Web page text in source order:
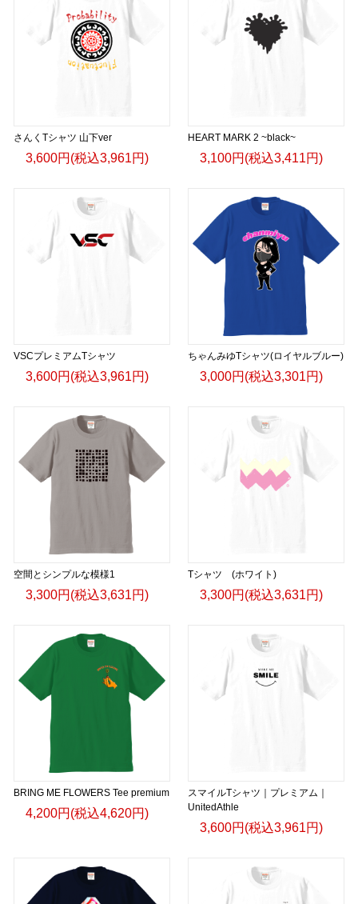
さんくTシャツ 山下ver
3,600円(税込3,961円)
HEART MARK 2 ~black~
3,100円(税込3,411円)
VSCプレミアムTシャツ
3,600円(税込3,961円)
ちゃんみゆTシャツ(ロイヤルブルー)
3,000円(税込3,301円)
空間とシンプルな模様1
3,300円(税込3,631円)
Tシャツ (ホワイト)
3,300円(税込3,631円)
BRING ME FLOWERS Tee premium
4,200円(税込4,620円)
スマイルTシャツ｜プレミアム｜
UnitedAthle
3,600円(税込3,961円)